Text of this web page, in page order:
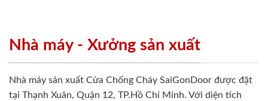
Nhà máy - Xưởng sản xuất
Nhà máy sản xuất Cửa Chống Cháy SaiGonDoor được đặt
tại Thạnh Xuân, Quận 12, TP.Hồ Chí Minh. Với diện tích